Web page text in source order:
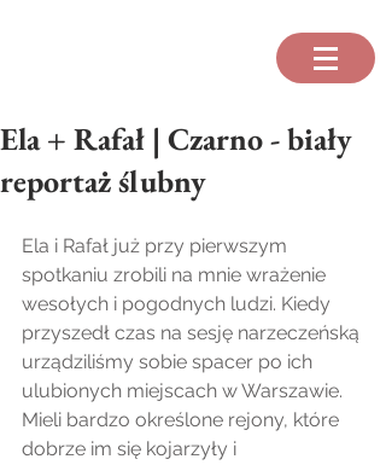
Ela + Rafał | Czarno - biały
reportaż ślubny
Ela i Rafał już przy pierwszym
spotkaniu zrobili na mnie wrażenie
wesołych i pogodnych ludzi. Kiedy
przyszedł czas na sesję narzeczeńską
urządziliśmy sobie spacer po ich
ulubionych miejscach w Warszawie.
Mieli bardzo określone rejony, które
dobrze im się kojarzyły i